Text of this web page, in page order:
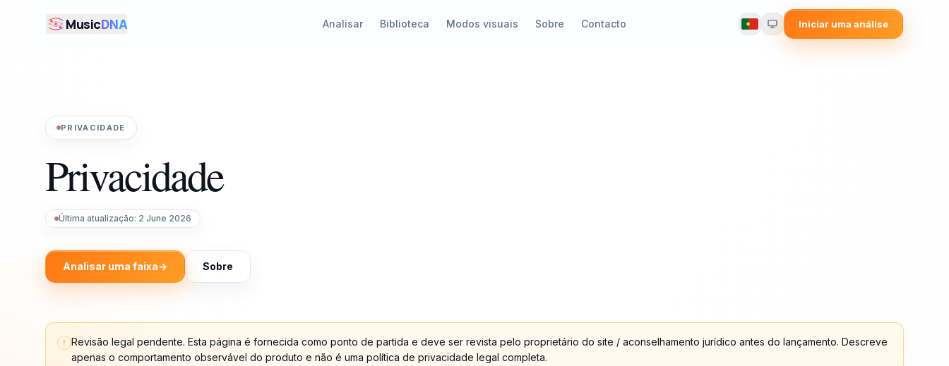
MusicDNA Analisar Biblioteca Modos visuais Sobre Contacto Iniciar uma análise
PRIVACIDADE
Privacidade
Última atualização: 2 June 2026
Analisar uma faixa→ Sobre
!
Revisão legal pendente. Esta página é fornecida como ponto de partida e deve ser revista pelo proprietário do site / aconselhamento jurídico antes do lançamento. Descreve
apenas o comportamento observável do produto e não é uma política de privacidade legal completa.